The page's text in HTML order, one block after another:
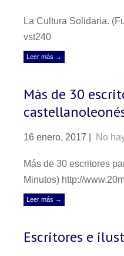
La Cultura Solidaria.
vst240
Leer más →
Más de 30
16 enero, 2017 No
Más de 30 escritores
Minutos) http://
Leer más →
Escritores e